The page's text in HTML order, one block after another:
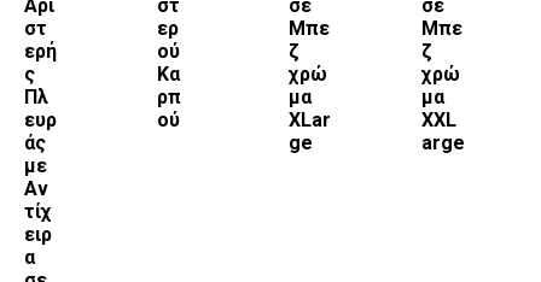
Αρι
στ
ερή
ς
Πλ
ευρ
άς
με
Αν
τίχ
ειρ
α
στ
ερ
ού
Κα
ρπ
ού
σε
Μπε
ζ
χρώ
μα
XLar
ge
σε
Μπε
ζ
χρώ
μα
XXL
arge